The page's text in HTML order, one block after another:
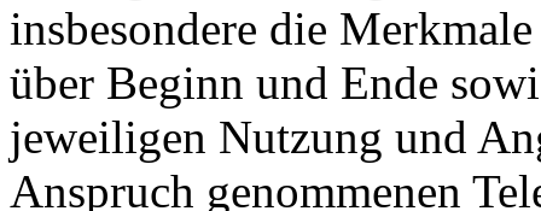
insbesondere die
über Beginn und Ende
jeweiligen Nutzung und
Anspruch genommenen